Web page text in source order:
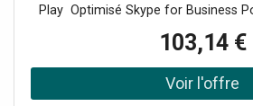
Play Optimisé Skype for Business
75, le Speak et Speak 510 +
103,14 €